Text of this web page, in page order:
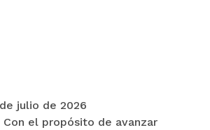
julio de 2026
Con el propósito de avanzar